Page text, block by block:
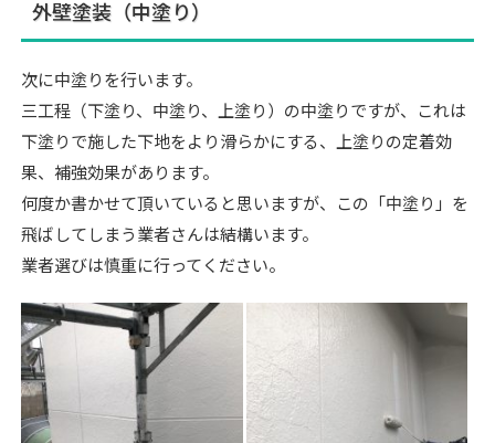
外壁塗装（中塗り）
次に中塗りを行います。
三工程（下塗り、中塗り、上塗り）の中塗りですが、これは
下塗りで施した下地をより滑らかにする、上塗りの定着効
果、補強効果があります。
何度か書かせて頂いていると思いますが、この「中塗り」を
飛ばしてしまう業者さんは結構います。
業者選びは慎重に行ってください。